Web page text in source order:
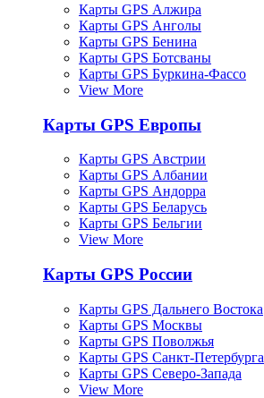
Карты GPS Алжира
Карты GPS Анголы
Карты GPS Бенина
Карты GPS Ботсваны
Карты GPS Буркина-Фассо
View More
Карты GPS Европы
Карты GPS Австрии
Карты GPS Албании
Карты GPS Андорра
Карты GPS Беларусь
Карты GPS Бельгии
View More
Карты GPS России
Карты GPS Дальнего Востока
Карты GPS Москвы
Карты GPS Поволжья
Карты GPS Санкт-Петербурга
Карты GPS Северо-Запада
View More